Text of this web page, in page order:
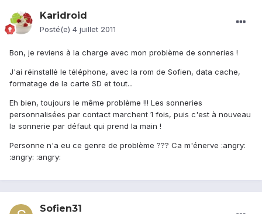
Karidroid
Posté(e) 4 juillet 2011
Bon, je reviens à la charge avec mon problème de sonneries !
J'ai réinstallé le téléphone, avec la rom de Sofien, data cache,
formatage de la carte SD et tout...
Eh bien, toujours le même problème !!! Les sonneries
personnalisées par contact marchent 1 fois, puis c'est à nouveau
la sonnerie par défaut qui prend la main !
Personne n'a eu ce genre de problème ??? Ca m'énerve :angry:
:angry: :angry:
Sofien31